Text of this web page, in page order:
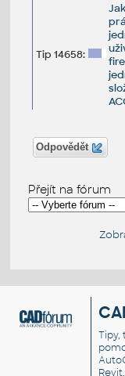
Tip 14658:
Odpovědět
Přejít na fórum
Tipy,